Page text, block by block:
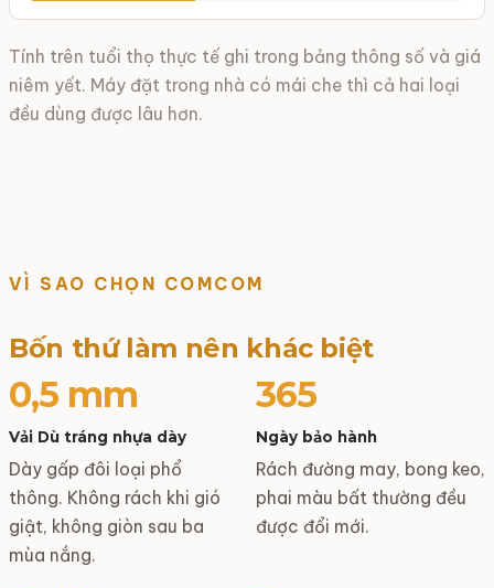
Tính trên tuổi thọ thực tế ghi trong bảng thông số và giá
niêm yết. Máy đặt trong nhà có mái che thì cả hai loại
đều dùng được lâu hơn.
VÌ SAO CHỌN COMCOM
Bốn thứ làm nên khác biệt
0,5 mm
Vải Dù tráng nhựa dày
Dày gấp đôi loại phổ
thông. Không rách khi gió
giật, không giòn sau ba
mùa nắng.
365
Ngày bảo hành
Rách đường may, bong keo,
phai màu bất thường đều
được đổi mới.